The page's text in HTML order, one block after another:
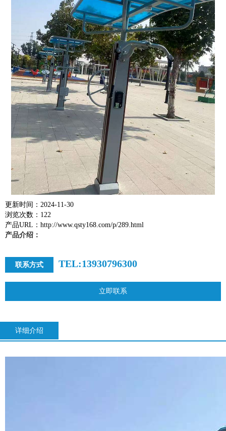
更新时间：2024-11-30
浏览次数：122
产品URL：http://www.qsty168.com/p/289.html
产品介绍：
联系方式 TEL:13930796300
立即联系
详细介绍